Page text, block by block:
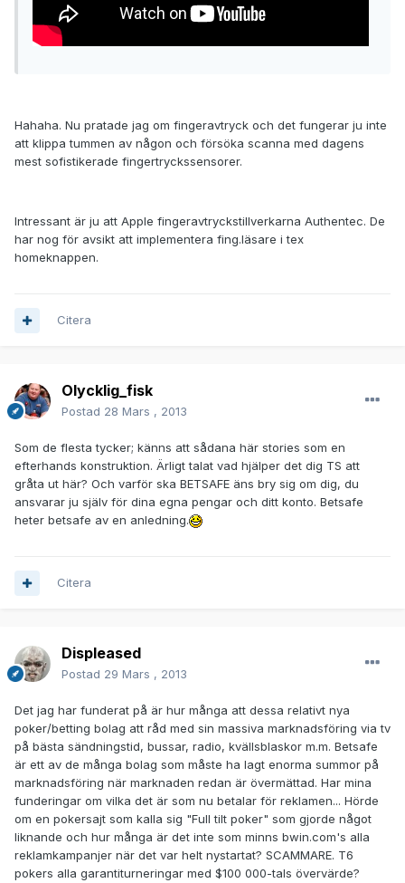
Hahaha. Nu pratade jag om fingeravtryck och det fungerar ju inte
att klippa tummen av någon och försöka scanna med dagens
mest sofistikerade fingertryckssensorer.
Intressant är ju att Apple fingeravtryckstillverkarna Authentec. De
har nog för avsikt att implementera fing.läsare i tex
homeknappen.
Citera
Olycklig_fisk
Postad 28 Mars , 2013
Som de flesta tycker; känns att sådana här stories som en
efterhands konstruktion. Ärligt talat vad hjälper det dig TS att
gråta ut här? Och varför ska BETSAFE äns bry sig om dig, du
ansvarar ju själv för dina egna pengar och ditt konto. Betsafe
heter betsafe av en anledning.
Citera
Displeased
Postad 29 Mars , 2013
Det jag har funderat på är hur många att dessa relativt nya
poker/betting bolag att råd med sin massiva marknadsföring via tv
på bästa sändningstid, bussar, radio, kvällsblaskor m.m. Betsafe
är ett av de många bolag som måste ha lagt enorma summor på
marknadsföring när marknaden redan är övermättad. Har mina
funderingar om vilka det är som nu betalar för reklamen... Hörde
om en pokersajt som kalla sig "Full tilt poker" som gjorde något
liknande och hur många är det inte som minns bwin.com's alla
reklamkampanjer när det var helt nystartat? SCAMMARE. T6
pokers alla garantiturneringar med $100 000-tals övervärde?